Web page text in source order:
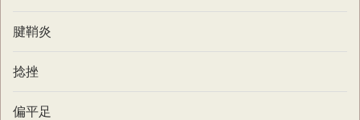
腱鞘炎
捻挫
偏平足